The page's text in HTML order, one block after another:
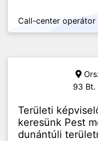
Call-center operátor
93 Bt.
Területi
keresünk Pest
dunántúli